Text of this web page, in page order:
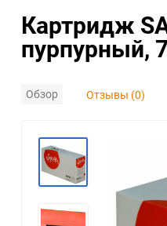
Epson
HP
Kyocera Mita
Lexmark
Картридж
пурпурный,
Обзор Отзывы (0)